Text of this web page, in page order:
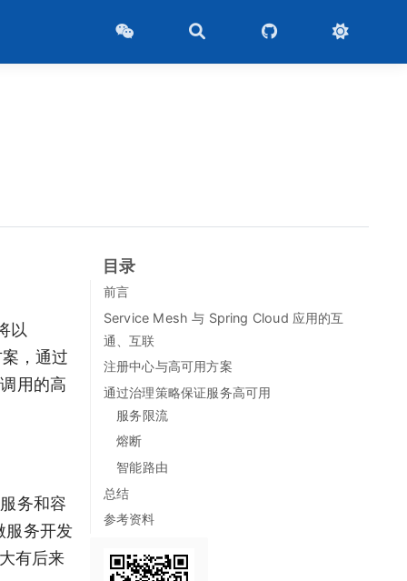
目录
前言
Service Mesh 与 Spring Cloud 应用的互
通、互联
注册中心与高可用方案
通过治理策略保证服务高可用
服务限流
熔断
智能路由
总结
参考资料
以
，通过
用的高
务和容
服务开发
有后来